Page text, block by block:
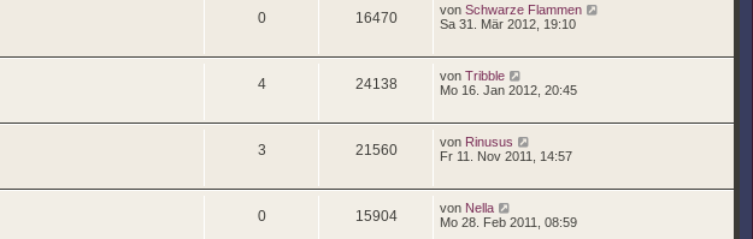
0 16470 von Schwarze Flammen
Sa 31. Mär 2012, 19:10
4 24138 von Tribble
Mo 16. Jan 2012, 20:45
3 21560 von Rinusus
Fr 11. Nov 2011, 14:57
0 15904 von Nella
Mo 28. Feb 2011, 08:59